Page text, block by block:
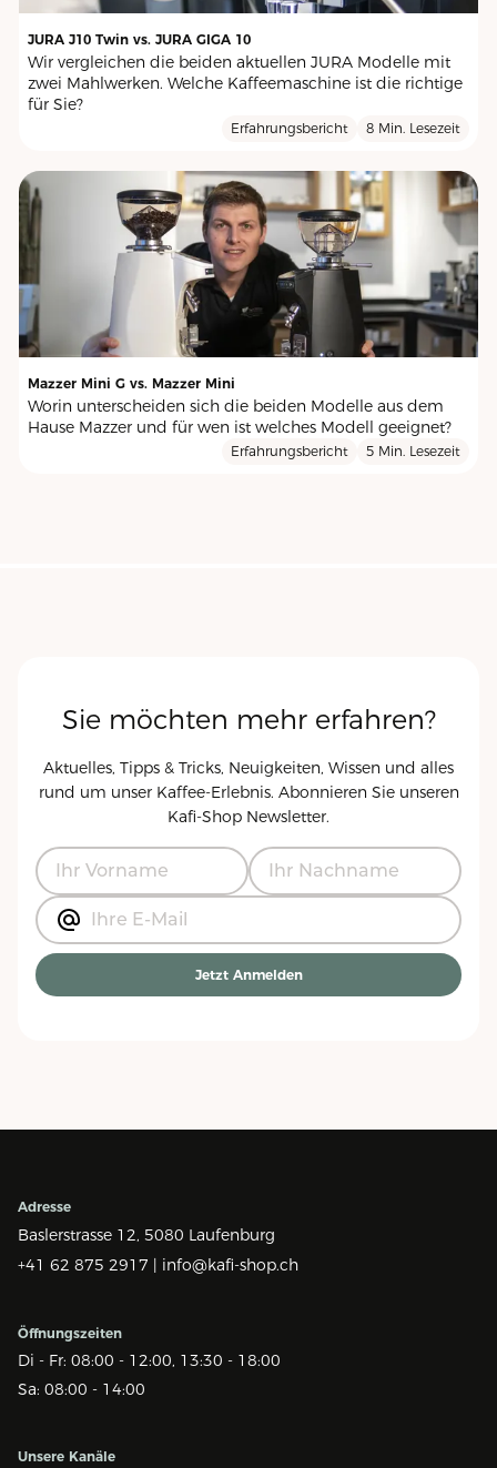
JURA J10 Twin vs. JURA GIGA 10
Wir vergleichen die beiden aktuellen JURA Modelle mit
zwei Mahlwerken. Welche Kaffeemaschine ist die richtige
für Sie?
Erfahrungsbericht 8 Min. Lesezeit
Mazzer Mini G vs. Mazzer Mini
Worin unterscheiden sich die beiden Modelle aus dem
Hause Mazzer und für wen ist welches Modell geeignet?
Erfahrungsbericht 5 Min. Lesezeit
Sie möchten mehr erfahren?
Aktuelles, Tipps & Tricks, Neuigkeiten, Wissen und alles
rund um unser Kaffee-Erlebnis. Abonnieren Sie unseren
Kafi-Shop Newsletter.
Jetzt Anmelden
Adresse
Baslerstrasse 12, 5080 Laufenburg
+41 62 875 2917 | info@kafi-shop.ch
Öffnungszeiten
Di - Fr: 08:00 - 12:00, 13:30 - 18:00
Sa: 08:00 - 14:00
Unsere Kanäle